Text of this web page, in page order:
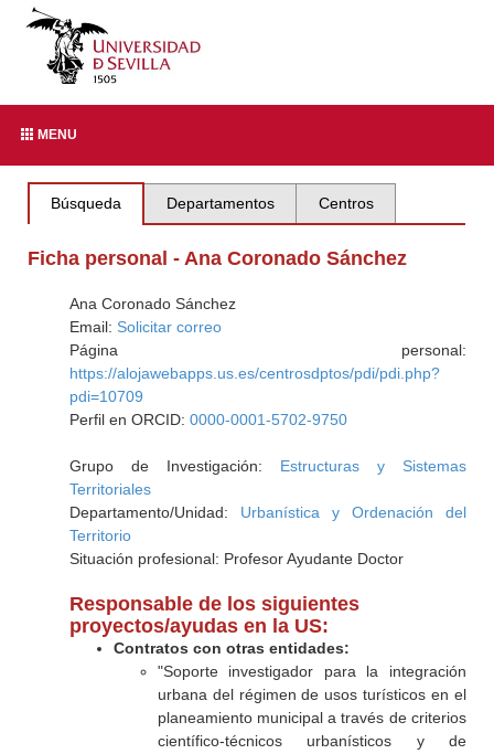
MENU
Búsqueda Departamentos Centros
Ficha personal - Ana Coronado Sánchez
Ana Coronado Sánchez
Email: Solicitar correo
Página personal:
https://alojawebapps.us.es/centrosdptos/pdi/pdi.php?
pdi=10709
Perfil en ORCID: 0000-0001-5702-9750
Grupo de Investigación: Estructuras y Sistemas
Territoriales
Departamento/Unidad: Urbanística y Ordenación del
Territorio
Situación profesional: Profesor Ayudante Doctor
Responsable de los siguientes
proyectos/ayudas en la US:
Contratos con otras entidades:
"Soporte investigador para la integración
urbana del régimen de usos turísticos en el
planeamiento municipal a través de criterios
científico-técnicos urbanísticos y de